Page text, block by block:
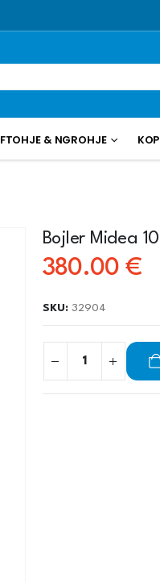
FTOHJE & NGROHJE
Bojler Midea
380.00€
SKU: 32904